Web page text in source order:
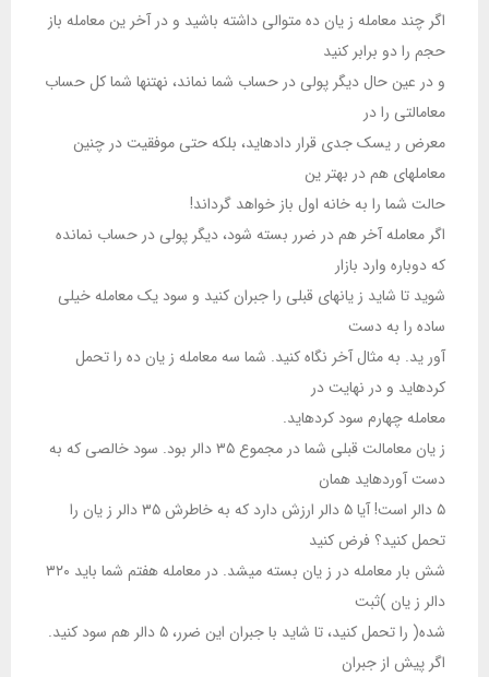
اگر چند معامله ز یان ده متوالی داشته باشید و در آخر ین معامله باز
حجم را دو برابر کنید
و در عین حال دیگر پولی در حساب شما نماند، نهتنها شما کل حساب
معامالتی را در
معرض ر یسک جدی قرار دادهاید، بلکه حتی موفقیت در چنین
معاملهای هم در بهتر ین
حالت شما را به خانه اول باز خواهد گرداند!
اگر معامله آخر هم در ضرر بسته شود، دیگر پولی در حساب نمانده
که دوباره وارد بازار
شوید تا شاید ز یانهای قبلی را جبران کنید و سود یک معامله خیلی
ساده را به دست
آور ید. به مثال آخر نگاه کنید. شما سه معامله ز یان ده را تحمل
کردهاید و در نهایت در
معامله چهارم سود کردهاید.
ز یان معامالت قبلی شما در مجموع ۳۵ دالر بود. سود خالصی که به
دست آوردهاید همان
۵ دالر است! آیا ۵ دالر ارزش دارد که به خاطرش ۳۵ دالر ز یان را
تحمل کنید؟ فرض کنید
شش بار معامله در ز یان بسته میشد. در معامله هفتم شما باید ۳۲۰
دالر ز یان )ثبت
شده( را تحمل کنید، تا شاید با جبران این ضرر، ۵ دالر هم سود کنید.
اگر پیش از جبران